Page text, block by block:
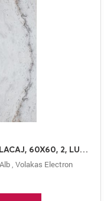
MARMURA, VOLAKAS ELECTRON, PLACAJ, 60X60, 2, LUSTRUIT
Alb, Volakas Electron